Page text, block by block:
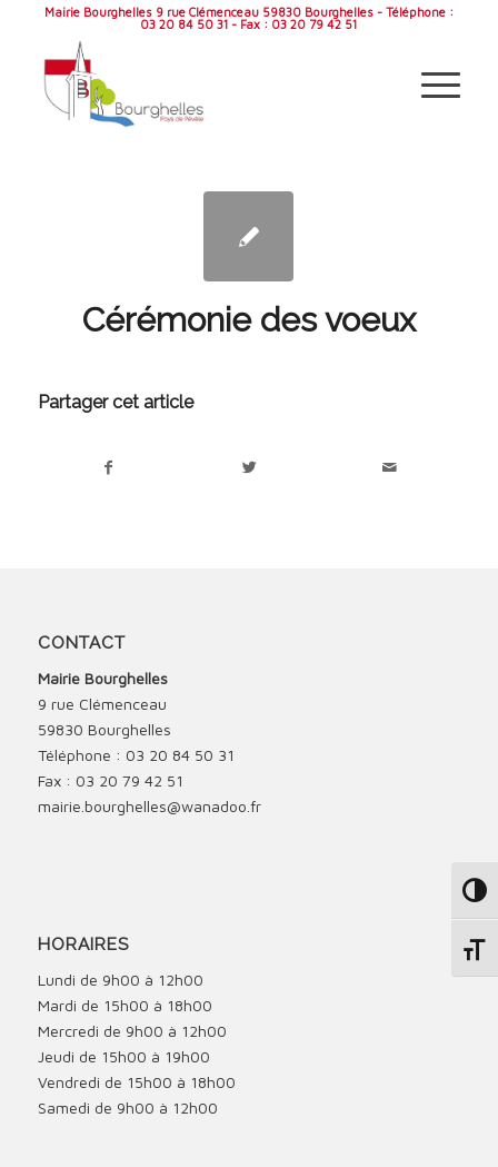
Mairie Bourghelles 9 rue Clémenceau 59830 Bourghelles - Téléphone :
03 20 84 50 31 - Fax : 03 20 79 42 51
Cérémonie des voeux
Partager cet article
CONTACT
Mairie Bourghelles
9 rue Clémenceau
59830 Bourghelles
Téléphone : 03 20 84 50 31
Fax : 03 20 79 42 51
mairie.bourghelles@wanadoo.fr
HORAIRES
Lundi de 9h00 à 12h00
Mardi de 15h00 à 18h00
Mercredi de 9h00 à 12h00
Jeudi de 15h00 à 19h00
Vendredi de 15h00 à 18h00
Samedi de 9h00 à 12h00